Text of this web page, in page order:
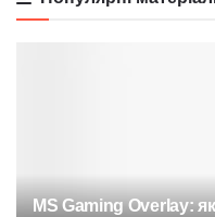
MS Gaming Overlay: